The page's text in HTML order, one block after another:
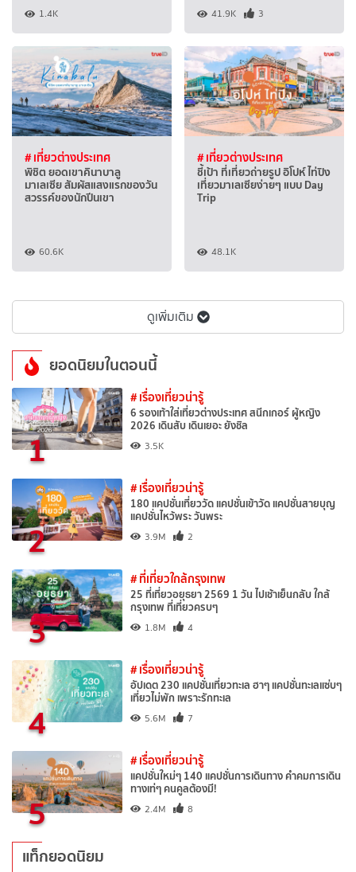
1.4K 41.9K 3
# เที่ยวต่างประเทศ
พิชิต ยอดเขาคินาบาลู
มาเลเซีย สัมผัสแสงแรกของวัน
สวรรค์ของนักปีนเขา
60.6K
# เที่ยวต่างประเทศ
ชี้เป้า ที่เที่ยวถ่ายรูป อิโปห์ ไท่ปิง
เที่ยวมาเลเซียง่ายๆ แบบ Day
Trip
48.1K
ดูเพิ่มเติม
ยอดนิยมในตอนนี้
1
# เรื่องเที่ยวน่ารู้
6 รองเท้าใส่เที่ยวต่างประเทศ สนีกเกอร์ ผู้หญิง
2026 เดินสับ เดินเยอะ ยังชิล
3.5K
2
# เรื่องเที่ยวน่ารู้
180 แคปชั่นเที่ยววัด แคปชั่นเข้าวัด แคปชั่นสายบุญ
แคปชั่นไหว้พระ วันพระ
3.9M 2
3
# ที่เที่ยวใกล้กรุงเทพ
25 ที่เที่ยวอยุธยา 2569 1 วัน ไปเช้าเย็นกลับ ใกล้
กรุงเทพ ที่เที่ยวครบๆ
1.8M 4
4
# เรื่องเที่ยวน่ารู้
อัปเดต 230 แคปชั่นเที่ยวทะเล ฮาๆ แคปชั่นทะเลแซ่บๆ
เที่ยวไม่พัก เพราะรักทะเล
5.6M 7
5
# เรื่องเที่ยวน่ารู้
แคปชั่นใหม่ๆ 140 แคปชั่นการเดินทาง คำคมการเดิน
ทางเท่ๆ คนคูลต้องมี!
2.4M 8
แท็กยอดนิยม